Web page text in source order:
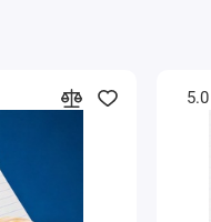
5.0